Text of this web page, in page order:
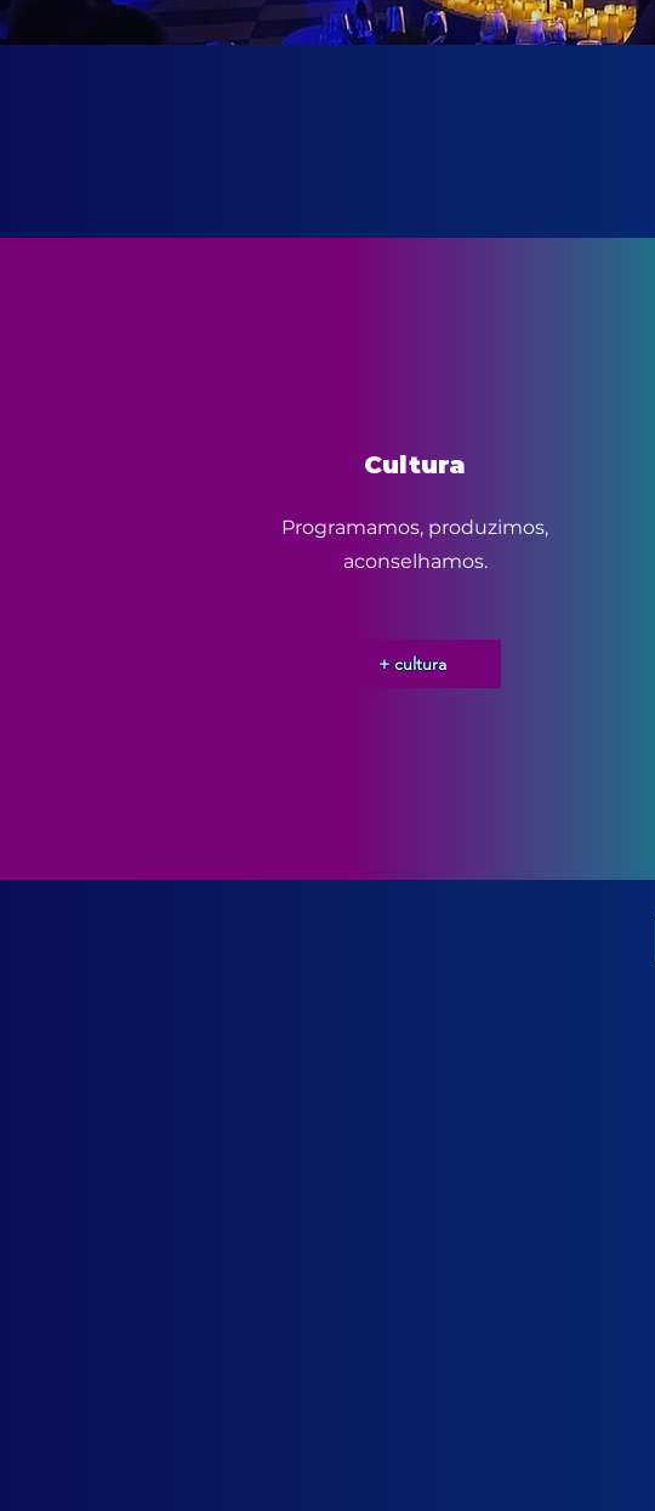
Cultura
Programamos, produzimos,
aconselhamos.
+ cultura